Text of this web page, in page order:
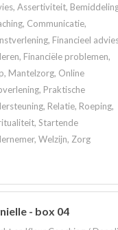
Assertiviteit,
Communicatie,
Financieel
Financiële problemen,
Mantelzorg, Online
Praktische
Relatie, Roeping,
Startende
Welzijn, Zorg
- box 04